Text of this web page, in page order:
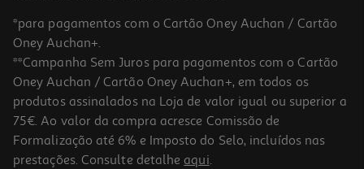
*para pagamentos com o Cartão Oney Auchan / Cartão
Oney Auchan+.
**Campanha Sem Juros para pagamentos com o Cartão
Oney Auchan / Cartão Oney Auchan+, em todos os
produtos assinalados na Loja de valor igual ou superior a
75€. Ao valor da compra acresce Comissão de
Formalização até 6% e Imposto do Selo, incluídos nas
prestações. Consulte detalhe aqui.